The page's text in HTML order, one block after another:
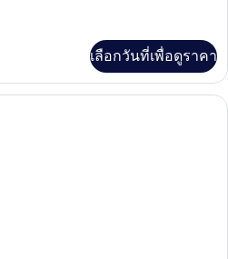
เลือกวันที่เพื่อดูราคา
ห้องพัก, เตียงควีนไซส์ 1 เตียง | เครื่